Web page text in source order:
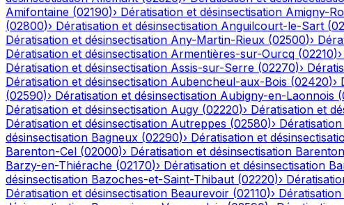
Amifontaine (02190)› Dératisation et désinsectisation Amigny-
(02800)› Dératisation et désinsectisation Anguilcourt-le-Sart (
Dératisation et désinsectisation Any-Martin-Rieux (02500)›
Dératisation et désinsectisation Armentières-sur-Ourcq (02210)›
Dératisation et désinsectisation Assis-sur-Serre (02270)›
Dératisation et désinsectisation Aubencheul-aux-Bois (02420)›
(02590)› Dératisation et désinsectisation Aubigny-en-Laonnois (
Dératisation et désinsectisation Augy (02220)› Dératisation et
Dératisation et désinsectisation Autreppes (02580)›
désinsectisation Bagneux (02290)› Dératisation et
Barenton-Cel (02000)› Dératisation et désinsectisation
Barzy-en-Thiérache (02170)› Dératisation et désinsectisation
désinsectisation Bazoches-et-Saint-Thibaut (02220)›
Dératisation et désinsectisation Beaurevoir (02110)›